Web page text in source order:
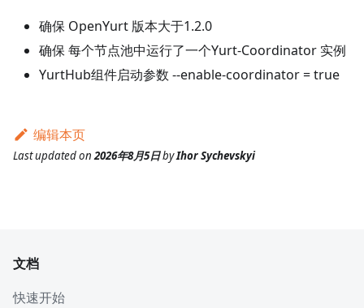
确保 OpenYurt 版本大于1.2.0
确保 每个节点池中运行了一个Yurt-Coordinator 实例
YurtHub组件启动参数 --enable-coordinator = true
编辑本页
Last updatedon2026年8月5日byIhor Sychevskyi
文档
快速开始